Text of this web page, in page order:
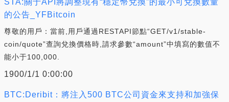
的公告_YFBitcoin
尊敬的用戶：當前,用戶通過RESTAPI節點“GET/v1/stable-
coin/quote”查詢兌換價格時,請求參數“amount”中填寫的數值不
能小于100,000.
1900/1/1 0:00:00
BTC:Deribit：將注入500 BTC公司資金來支持和加強保